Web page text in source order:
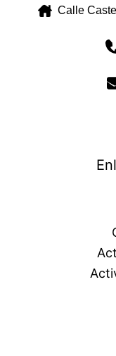
Calle